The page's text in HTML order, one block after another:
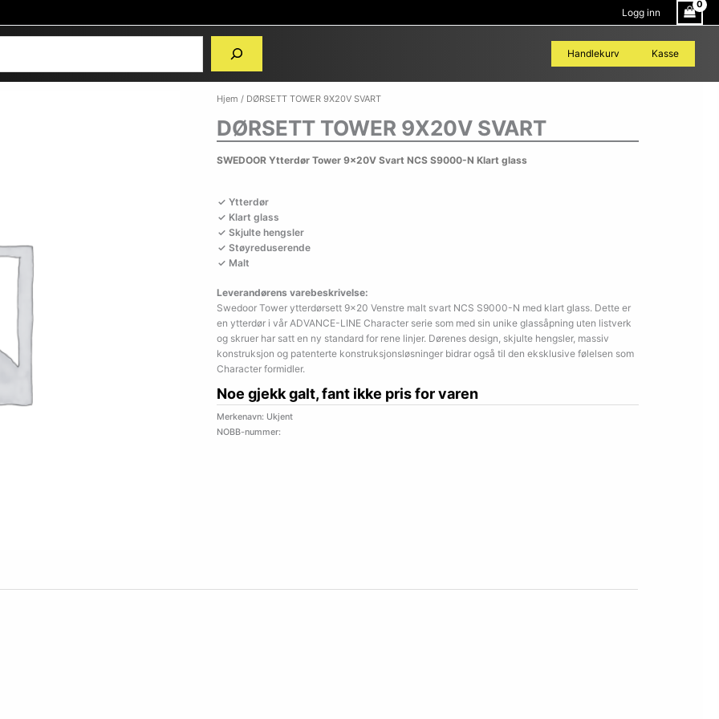
Logg inn
Handlekurv
Kasse
Hjem / DØRSETT TOWER 9X20V SVART
DØRSETT TOWER 9X20V SVART
SWEDOOR Ytterdør Tower 9x20V Svart NCS S9000-N Klart glass
Ytterdør
Klart glass
Skjulte hengsler
Støyreduserende
Malt
Leverandørens varebeskrivelse:
Swedoor Tower ytterdørsett 9×20 Venstre malt svart NCS S9000-N med klart glass. Dette er
en ytterdør i vår ADVANCE-LINE Character serie som med sin unike glassåpning uten listverk
og skruer har satt en ny standard for rene linjer. Dørenes design, skjulte hengsler, massiv
konstruksjon og patenterte konstruksjonsløsninger bidrar også til den eksklusive følelsen som
Character formidler.
Noe gjekk galt, fant ikke pris for varen
Merkenavn: Ukjent
NOBB-nummer: